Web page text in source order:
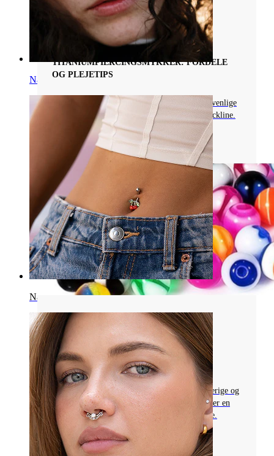
Næse
Navle
Piercingsmykkematerialer
TITANIUMPIERCINGSMYKKER: FORDELE
OG PLEJETIPS
Opdag titaniumpiercingsmykker: sikre, allergivenlige
og fås i utallige farver som zirkon-guld og blackline.
Læs mere
Piercingsmykkematerialer
FORSTÅ AKRYLPIERCINGSMYKKER:
FORDELE, ULEMPER OG SIKKERHED
Udforsk akrylpiercingsmykker: fleksible, farverige og
ideelle til helede piercinger, hvis nikkelallergi er en
bekymring. Læs dets begrænsninger og fordele.
Læs mere